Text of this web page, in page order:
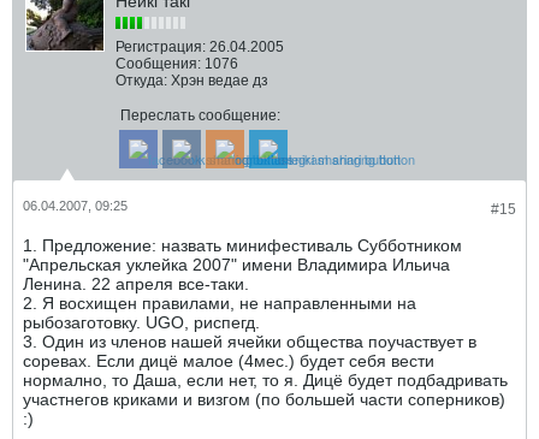
Регистрация: 26.04.2005
Сообщения: 1076
Откуда: Хрэн ведае дз
Переслать сообщение:
#15
06.04.2007, 09:25
1. Предложение: назвать минифестиваль Субботником
"Апрельская уклейка 2007" имени Владимира Ильича
Ленина. 22 апреля все-таки.
2. Я восхищен правилами, не направленными на
рыбозаготовку. UGO, риспегд.
3. Один из членов нашей ячейки общества поучаствует в
соревах. Если дицё малое (4мес.) будет себя вести
нормално, то Даша, если нет, то я. Дицё будет подбадривать
участнегов криками и визгом (по большей части соперников)
:)